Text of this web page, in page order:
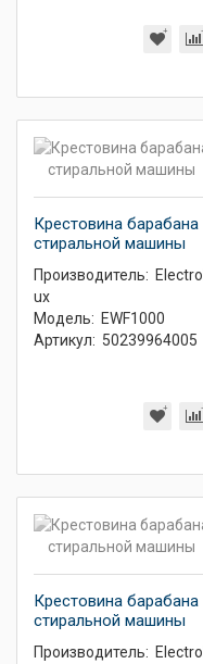
Крестовина барабана
стиральной машины
Производитель: Electrol
ux
Модель: EWF1000
Артикул: 50239964005
Крестовина барабана
стиральной машины
Производитель: Electrol